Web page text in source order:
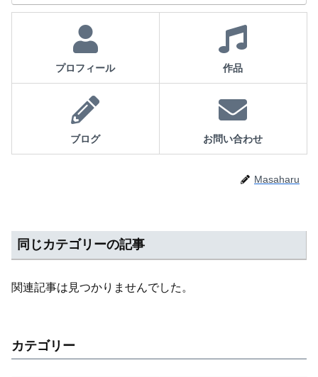
プロフィール 作品
ブログ お問い合わせ
Masaharu
同じカテゴリーの記事
関連記事は見つかりませんでした。
カテゴリー